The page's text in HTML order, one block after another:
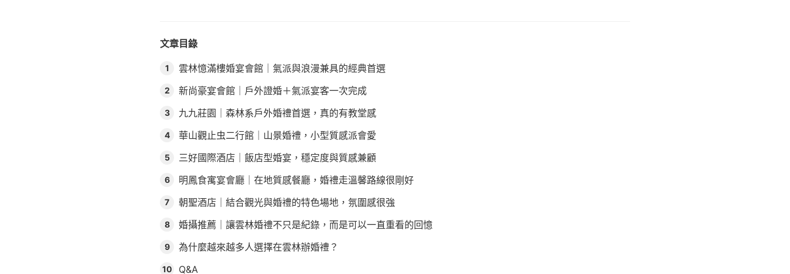
文章目錄
1 雲林憶滿樓婚宴會館｜氣派與浪漫兼具的經典首選
2 新尚豪宴會館｜戶外證婚＋氣派宴客一次完成
3 九九莊園｜森林系戶外婚禮首選，真的有教堂感
4 華山觀止虫二行館｜山景婚禮，小型質感派會愛
5 三好國際酒店｜飯店型婚宴，穩定度與質感兼顧
6 明鳳食寓宴會廳｜在地質感餐廳，婚禮走溫馨路線很剛好
7 朝聖酒店｜結合觀光與婚禮的特色場地，氛圍感很強
8 婚攝推薦｜讓雲林婚禮不只是紀錄，而是可以一直重看的回憶
9 為什麼越來越多人選擇在雲林辦婚禮？
10 Q&A